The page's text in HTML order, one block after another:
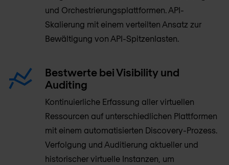
und Orchestrierungsplattformen. API-
Skalierung mit einem verteilten Ansatz zur
Bewältigung von API-Spitzenlasten.
Bestwerte bei Visibility und
Auditing
Kontinuierliche Erfassung aller virtuellen
Ressourcen auf unterschiedlichen Plattformen
mit einem automatisierten Discovery-Prozess.
Verfolgung und Auditierung aktueller und
historischer virtuelle Instanzen, um